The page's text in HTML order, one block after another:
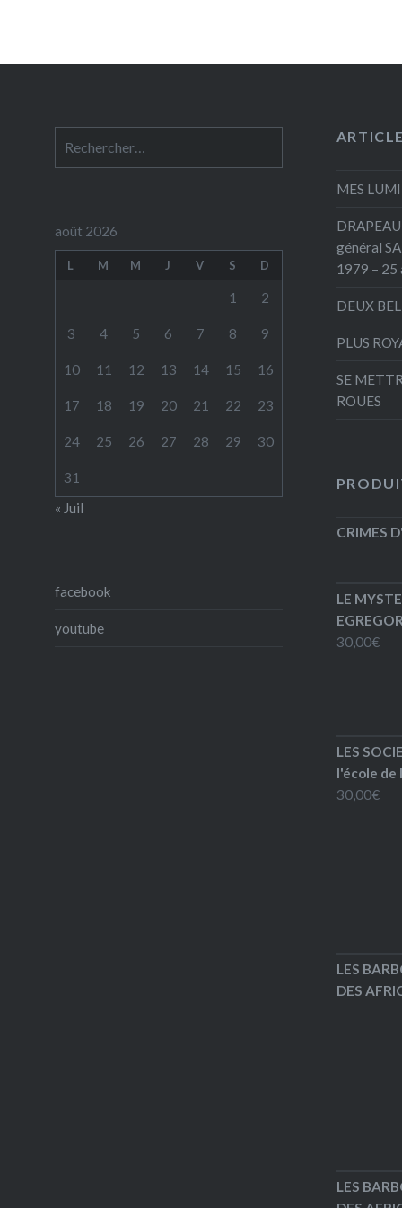
MES
général
1979 –
DEUX
PLUS
SE
ROUES
août 2026
L M M J V S D
1 2
3 4 5 6 7 8 9
10 11 12 13 14 15 16
17 18 19 20 21 22 23
24 25 26 27 28 29 30
31
« Juil
CRIMES
LE
30,00€
LES
l'école de
30,00€
LES
DES
LES
facebook
youtube